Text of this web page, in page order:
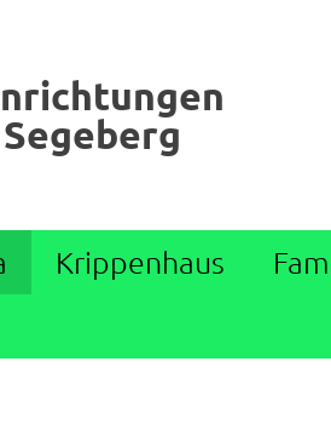
Krippenhaus